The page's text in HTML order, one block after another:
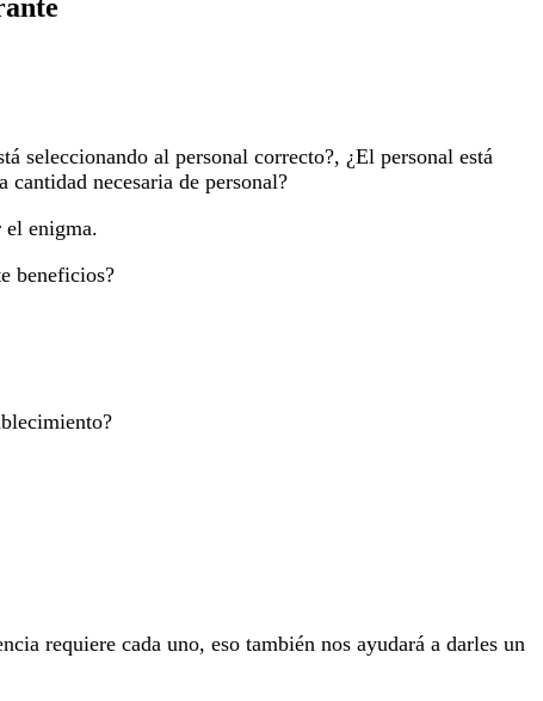
seleccionando al personal correcto?, ¿El personal está
necesaria de personal?
el enigma.
beneficios?
requiere cada uno, eso también nos ayudará a darles un